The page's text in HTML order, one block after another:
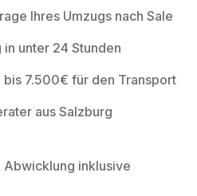
Ihres Umzugs nach Sale
unter 24 Stunden
7.500€ für den Transport
aus Salzburg
Abwicklung inklusive